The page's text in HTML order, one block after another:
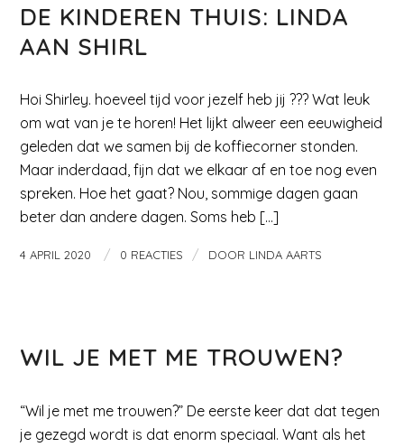
DE KINDEREN THUIS: LINDA
AAN SHIRL
Hoi Shirley. hoeveel tijd voor jezelf heb jij ??? Wat leuk
om wat van je te horen! Het lijkt alweer een eeuwigheid
geleden dat we samen bij de koffiecorner stonden.
Maar inderdaad, fijn dat we elkaar af en toe nog even
spreken. Hoe het gaat? Nou, sommige dagen gaan
beter dan andere dagen. Soms heb […]
4 APRIL 2020 / 0 REACTIES / DOOR LINDA AARTS
WIL JE MET ME TROUWEN?
“Wil je met me trouwen?” De eerste keer dat dat tegen
je gezegd wordt is dat enorm speciaal. Want als het